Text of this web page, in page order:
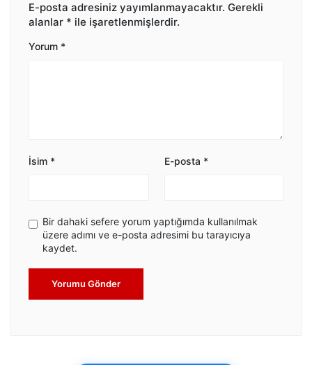
E-posta adresiniz yayımlanmayacaktır. Gerekli
alanlar * ile işaretlenmişlerdir.
Yorum *
İsim * E-posta *
Bir dahaki sefere yorum yaptığımda kullanılmak
üzere adımı ve e-posta adresimi bu tarayıcıya
kaydet.
Yorumu Gönder